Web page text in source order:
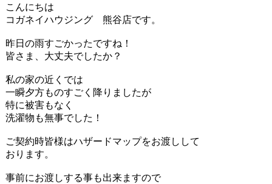
こんにちは
コガネイハウジング 熊谷店です。
昨日の雨すごかったですね！
皆さま、大丈夫でしたか？
私の家の近くでは
一瞬夕方ものすごく降りましたが
特に被害もなく
洗濯物も無事でした！
ご契約時皆様はハザードマップをお渡しして
おります。
事前にお渡しする事も出来ますので